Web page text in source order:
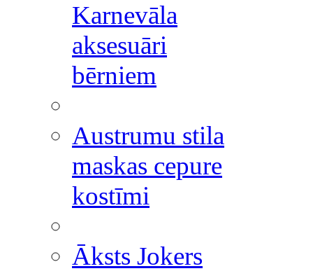
Karnevāla
aksesuāri
bērniem
Austrumu stila
maskas cepure
kostīmi
Āksts Jokers